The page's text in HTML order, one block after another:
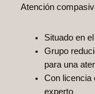
Situado en
Grupo
para una
Con licencia
experto
Atención